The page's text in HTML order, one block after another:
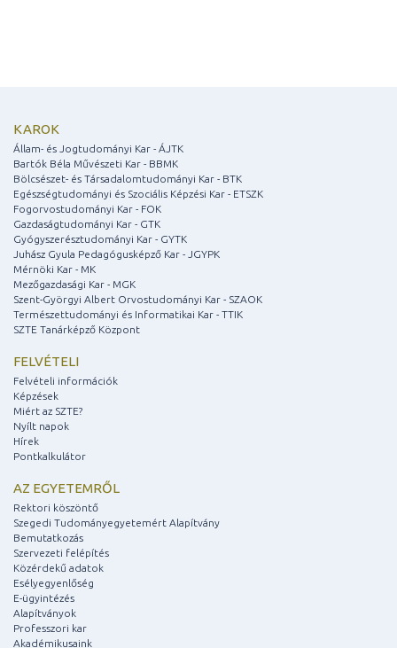
KAROK
Állam- és Jogtudományi Kar - ÁJTK
Bartók Béla Művészeti Kar - BBMK
Bölcsészet- és Társadalomtudományi Kar - BTK
Egészségtudományi és Szociális Képzési Kar - ETSZK
Fogorvostudományi Kar - FOK
Gazdaságtudományi Kar - GTK
Gyógyszerésztudományi Kar - GYTK
Juhász Gyula Pedagógusképző Kar - JGYPK
Mérnöki Kar - MK
Mezőgazdasági Kar - MGK
Szent-Györgyi Albert Orvostudományi Kar - SZAOK
Természettudományi és Informatikai Kar - TTIK
SZTE Tanárképző Központ
FELVÉTELI
Felvételi információk
Képzések
Miért az SZTE?
Nyílt napok
Hírek
Pontkalkulátor
AZ EGYETEMRŐL
Rektori köszöntő
Szegedi Tudományegyetemért Alapítvány
Bemutatkozás
Szervezeti felépítés
Közérdekű adatok
Esélyegyenlőség
E-ügyintézés
Alapítványok
Professzori kar
Akadémikusaink